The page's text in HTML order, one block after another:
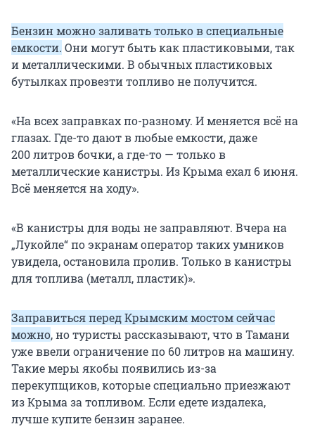
Бензин можно заливать только в специальные
емкости. Они могут быть как пластиковыми, так
и металлическими. В обычных пластиковых
бутылках провезти топливо не получится.
«На всех заправках по-разному. И меняется всё на
глазах. Где-то дают в любые емкости, даже
200 литров бочки, а где-то — только в
металлические канистры. Из Крыма ехал 6 июня.
Всё меняется на ходу».
«В канистры для воды не заправляют. Вчера на
„Лукойле“ по экранам оператор таких умников
увидела, остановила пролив. Только в канистры
для топлива (металл, пластик)».
Заправиться перед Крымским мостом сейчас
можно, но туристы рассказывают, что в Тамани
уже ввели ограничение по 60 литров на машину.
Такие меры якобы появились из-за
перекупщиков, которые специально приезжают
из Крыма за топливом. Если едете издалека,
лучше купите бензин заранее.